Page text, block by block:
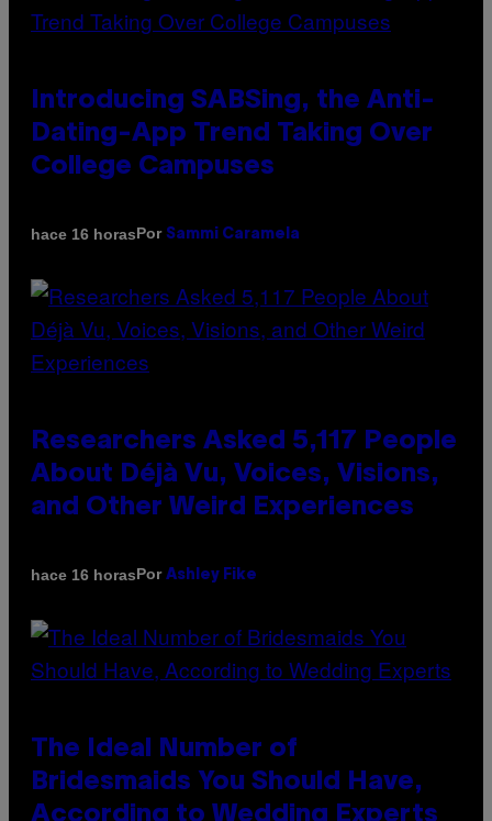
Introducing SABSing, the Anti-
Dating-App Trend Taking Over
College Campuses
hace 16 horasPor Sammi Caramela
Researchers Asked 5,117 People
About Déjà Vu, Voices, Visions,
and Other Weird Experiences
hace 16 horasPor Ashley Fike
The Ideal Number of
Bridesmaids You Should Have,
According to Wedding Experts